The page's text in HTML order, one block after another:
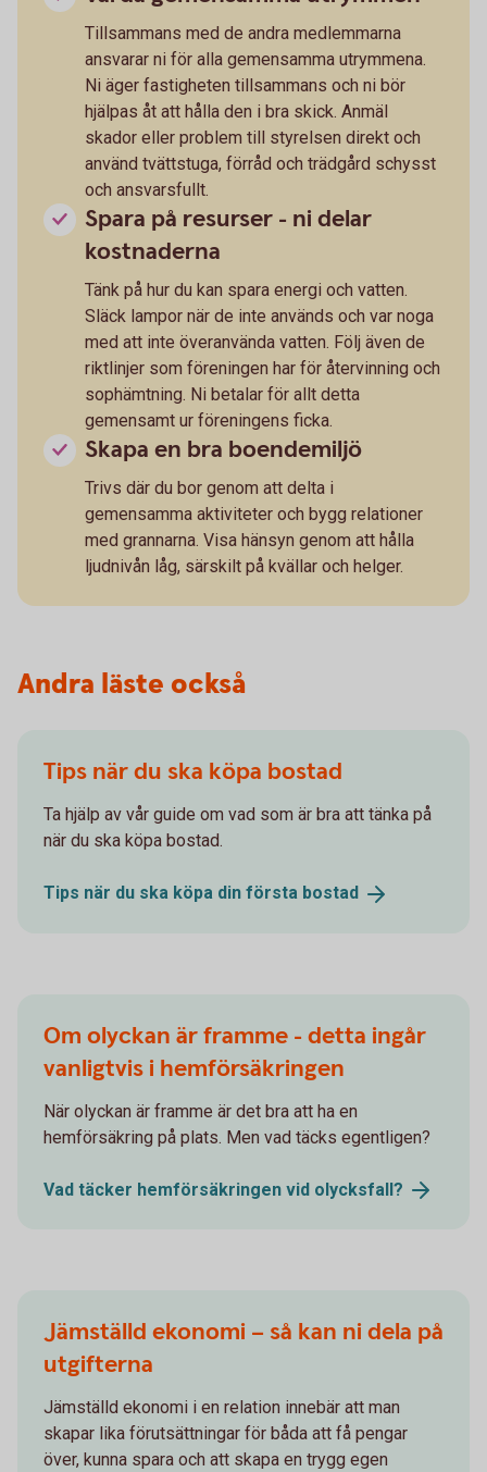
Tillsammans med de andra medlemmarna
ansvarar ni för alla gemensamma utrymmena.
Ni äger fastigheten tillsammans och ni bör
hjälpas åt att hålla den i bra skick. Anmäl
skador eller problem till styrelsen direkt och
använd tvättstuga, förråd och trädgård schysst
och ansvarsfullt.
Spara på resurser - ni delar
kostnaderna
Tänk på hur du kan spara energi och vatten.
Släck lampor när de inte används och var noga
med att inte överanvända vatten. Följ även de
riktlinjer som föreningen har för återvinning och
sophämtning. Ni betalar för allt detta
gemensamt ur föreningens ficka.
Skapa en bra boendemiljö
Trivs där du bor genom att delta i
gemensamma aktiviteter och bygg relationer
med grannarna. Visa hänsyn genom att hålla
ljudnivån låg, särskilt på kvällar och helger.
Andra läste också
Tips när du ska köpa bostad
Ta hjälp av vår guide om vad som är bra att tänka på
när du ska köpa bostad.
Tips när du ska köpa din första bostad
Om olyckan är framme - detta ingår
vanligtvis i hemförsäkringen
När olyckan är framme är det bra att ha en
hemförsäkring på plats. Men vad täcks egentligen?
Vad täcker hemförsäkringen vid olycksfall?
Jämställd ekonomi – så kan ni dela på
utgifterna
Jämställd ekonomi i en relation innebär att man
skapar lika förutsättningar för båda att få pengar
över, kunna spara och att skapa en trygg egen